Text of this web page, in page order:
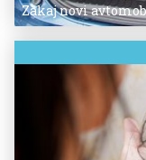
Zakaj novi